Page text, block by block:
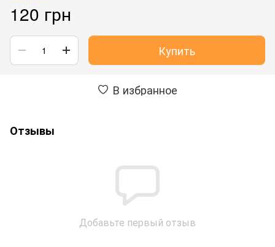
120 грн
Купить
В избранное
Отзывы
Добавьте первый отзыв